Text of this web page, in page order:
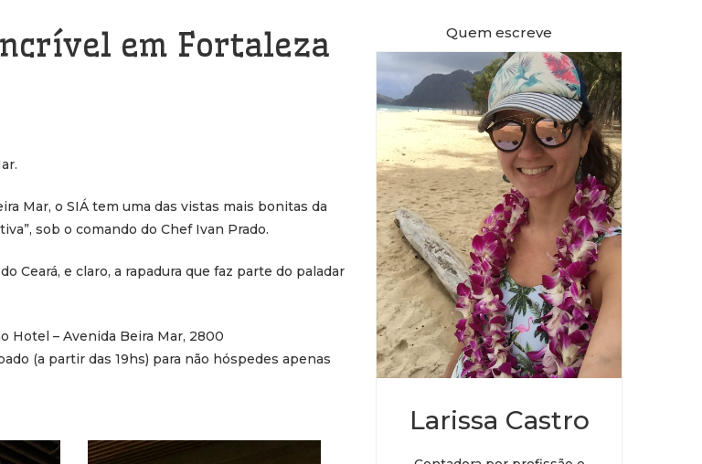
em Fortaleza
Mar, o SIÁ tem uma das vistas mais bonitas da
sob o comando do Chef Ivan Prado.
Ceará, e claro, a rapadura que faz parte do paladar
Hotel – Avenida Beira Mar, 2800
(a partir das 19hs) para não hóspedes apenas
Quem escreve
Larissa Castro